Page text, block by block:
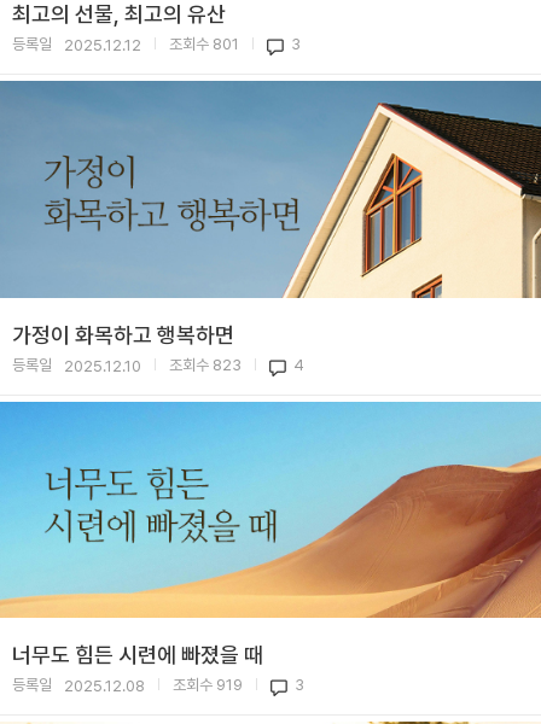
최고의 선물, 최고의 유산
등록일 2025.12.12 조회수 801 3
가정이 화목하고 행복하면
등록일 2025.12.10 조회수 823 4
너무도 힘든 시련에 빠졌을 때
등록일 2025.12.08 조회수 919 3